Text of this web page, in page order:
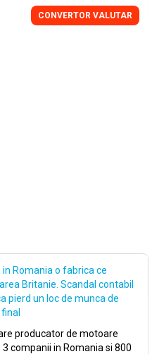
CONVERTOR VALUTAR
Romania o fabrica ce
Britanie. Scandal contabil
pierd un loc de munca de
producator de motoare
companii in Romania si 800